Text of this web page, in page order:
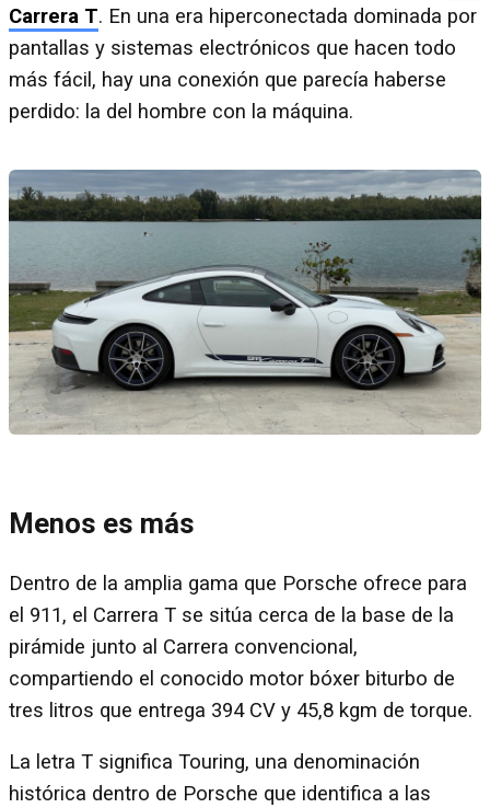
Carrera T. En una era hiperconectada dominada por
pantallas y sistemas electrónicos que hacen todo
más fácil, hay una conexión que parecía haberse
perdido: la del hombre con la máquina.
Menos es más
Dentro de la amplia gama que Porsche ofrece para
el 911, el Carrera T se sitúa cerca de la base de la
pirámide junto al Carrera convencional,
compartiendo el conocido motor bóxer biturbo de
tres litros que entrega 394 CV y 45,8 kgm de torque.
La letra T significa Touring, una denominación
histórica dentro de Porsche que identifica a las